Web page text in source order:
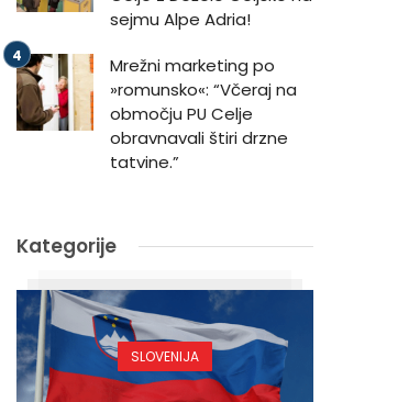
sejmu Alpe Adria!
Mrežni marketing po
»romunsko«: “Včeraj na
območju PU Celje
obravnavali štiri drzne
tatvine.”
Kategorije
SLOVENIJA